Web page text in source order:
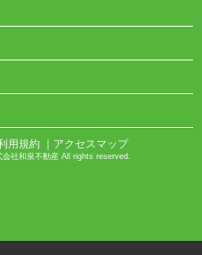
用規約 ｜アクセスマップ
社和泉不動産 All rights reserved.